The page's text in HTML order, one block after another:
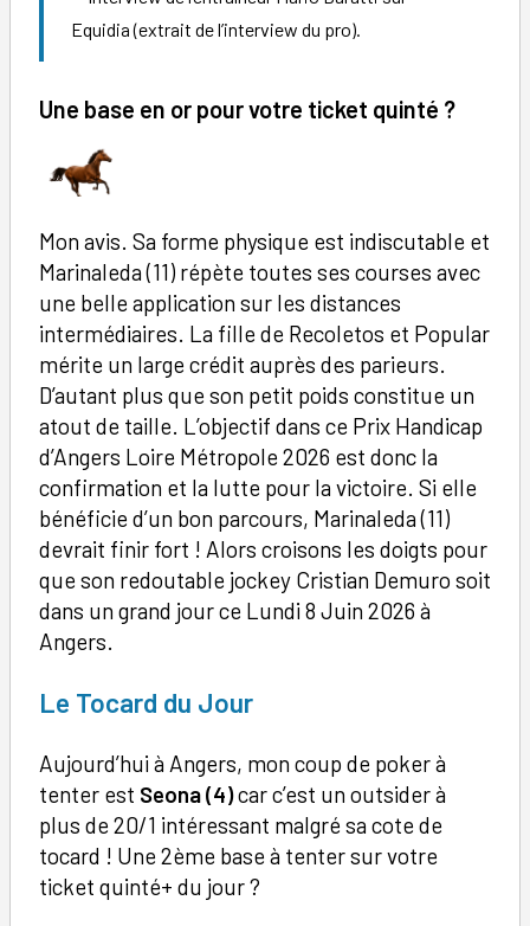
Equidia (extrait de l’interview du pro).
Une base en or pour votre ticket quinté ?
Mon avis. Sa forme physique est indiscutable et
Marinaleda (11) répète toutes ses courses avec
une belle application sur les distances
intermédiaires. La fille de Recoletos et Popular
mérite un large crédit auprès des parieurs.
D’autant plus que son petit poids constitue un
atout de taille. L’objectif dans ce Prix Handicap
d’Angers Loire Métropole 2026 est donc la
confirmation et la lutte pour la victoire. Si elle
bénéficie d’un bon parcours, Marinaleda (11)
devrait finir fort ! Alors croisons les doigts pour
que son redoutable jockey Cristian Demuro soit
dans un grand jour ce Lundi 8 Juin 2026 à
Angers.
Le Tocard du Jour
Aujourd’hui à Angers, mon coup de poker à
tenter est Seona (4)car c’est un outsider à
plus de 20/1 intéressant malgré sa cote de
tocard ! Une 2ème base à tenter sur votre
ticket quinté+ du jour ?